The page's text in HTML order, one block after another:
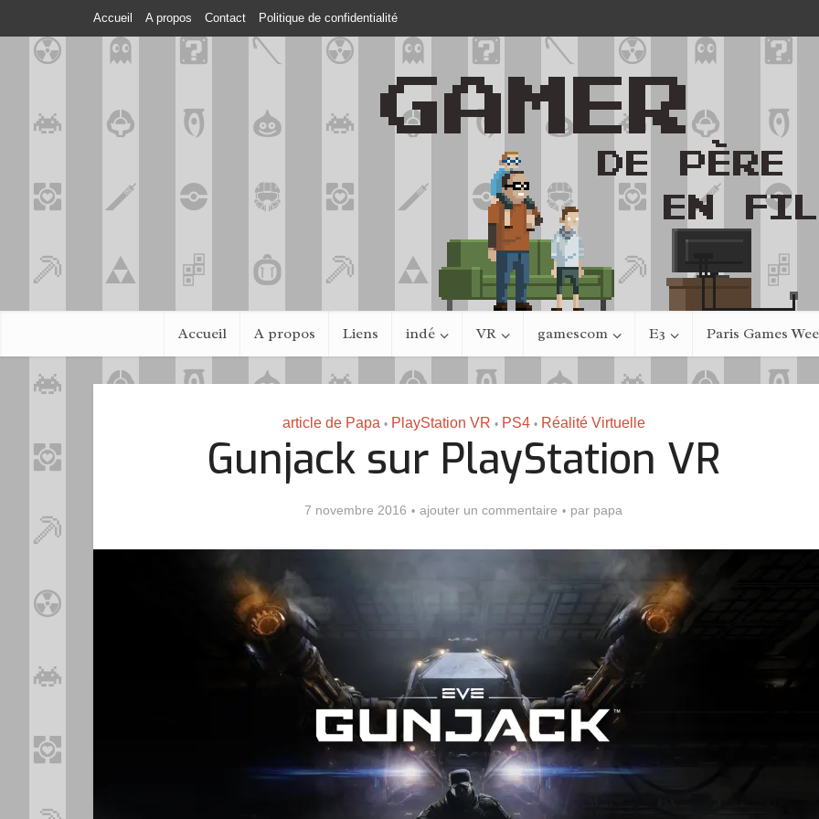
Accueil A propos Contact Politique de confidentialité
Accueil A propos Liens indé VR gamescom E3 Paris Games
article de Papa • PlayStation VR • PS4 • Réalité Virtuelle
Gunjack sur PlayStation VR
7 novembre 2016 ajouter un commentaire par papa
Looking for Fael